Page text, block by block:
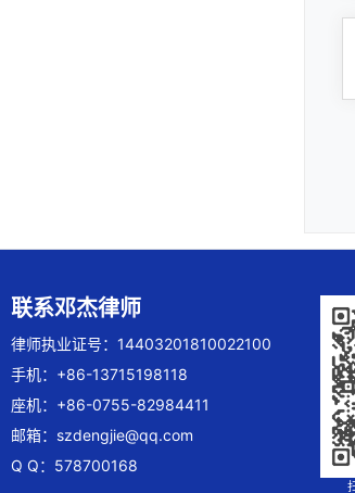
联系邓杰律师
律师执业证号：14403201810022100
手机：+86-13715198118
座机：+86-0755-82984411
邮箱： szdengjie@qq.com
Q Q：578700168